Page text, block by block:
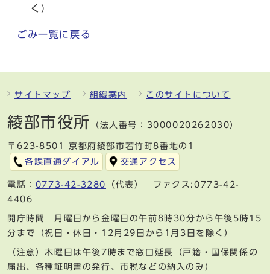
く）
ごみ一覧に戻る
サイトマップ 組織案内 このサイトについて
綾部市役所 （法人番号：3000020262030）
〒623-8501 京都府綾部市若竹町8番地の1
各課直通ダイアル
交通アクセス
電話： 0773-42-3280
（代表） ファクス:0773-42-
4406
開庁時間 月曜日から金曜日の午前8時30分から午後5時15
分まで（祝日・休日・12月29日から1月3日を除く）
（注意）木曜日は午後7時まで窓口延長（戸籍・国保関係の
届出、各種証明書の発行、市税などの納入のみ）